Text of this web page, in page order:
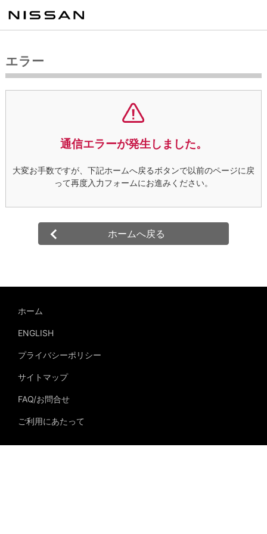
エラー
通信エラーが発生しました。
大変お手数ですが、下記ホームへ戻るボタンで以前のページに戻
って再度入力フォームにお進みください。
ホームへ戻る
ホーム
ENGLISH
プライバシーポリシー
サイトマップ
FAQ/お問合せ
ご利用にあたって